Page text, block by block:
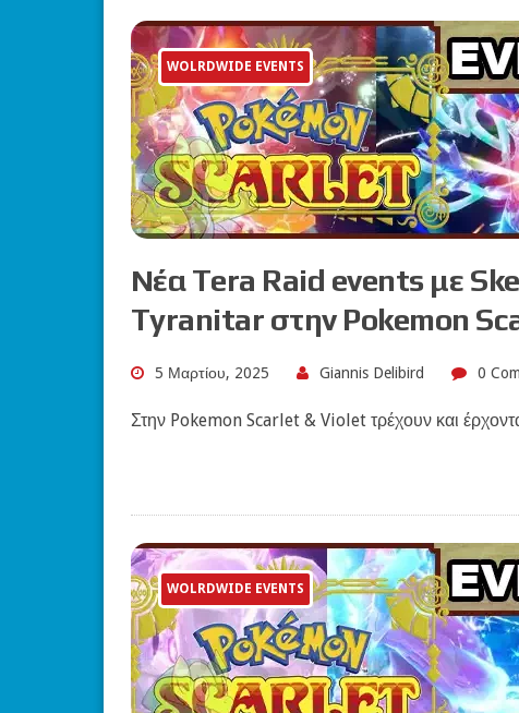
WOLRDWIDE EVENTS
Νέα Tera Raid events με
Tyranitar στην Pokemon
5 Μαρτίου, 2025 Giannis Delibird 0
Στην Pokemon Scarlet & Violet τρέχουν και
WOLRDWIDE EVENTS